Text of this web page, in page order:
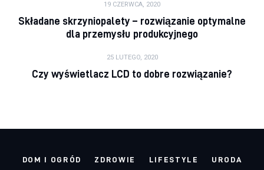
19 CZERWCA, 2020
Składane skrzyniopalety – rozwiązanie optymalne
dla przemysłu produkcyjnego
25 LUTEGO, 2020
Czy wyświetlacz LCD to dobre rozwiązanie?
DOM I OGRÓD ZDROWIE LIFESTYLE URODA